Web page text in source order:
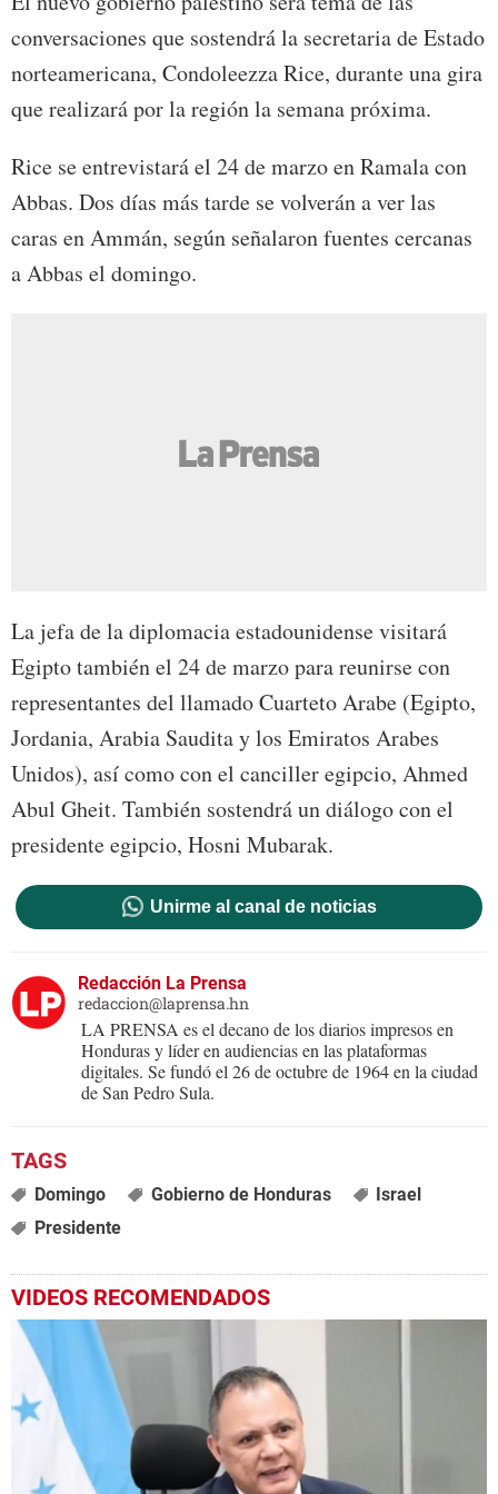
conversaciones que sostendrá la secretaria de Estado
norteamericana, Condoleezza Rice, durante una gira
que realizará por la región la semana próxima.
Rice se entrevistará el 24 de marzo en Ramala con
Abbas. Dos días más tarde se volverán a ver las
caras en Ammán, según señalaron fuentes cercanas
a Abbas el domingo.
La jefa de la diplomacia estadounidense visitará
Egipto también el 24 de marzo para reunirse con
representantes del llamado Cuarteto Arabe (Egipto,
Jordania, Arabia Saudita y los Emiratos Arabes
Unidos), así como con el canciller egipcio, Ahmed
Abul Gheit. También sostendrá un diálogo con el
presidente egipcio, Hosni Mubarak.
Unirme al canal de noticias
Redacción La Prensa
redaccion@laprensa.hn
LA PRENSA es el decano de los diarios impresos en
Honduras y líder en audiencias en las plataformas
digitales. Se fundó el 26 de octubre de 1964 en la ciudad
de San Pedro Sula.
Domingo Gobierno de Honduras
Israel
Presidente
VIDEOS RECOMENDADOS